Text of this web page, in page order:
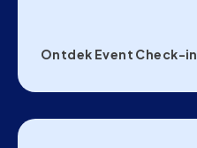
Ontdek Event Check-in